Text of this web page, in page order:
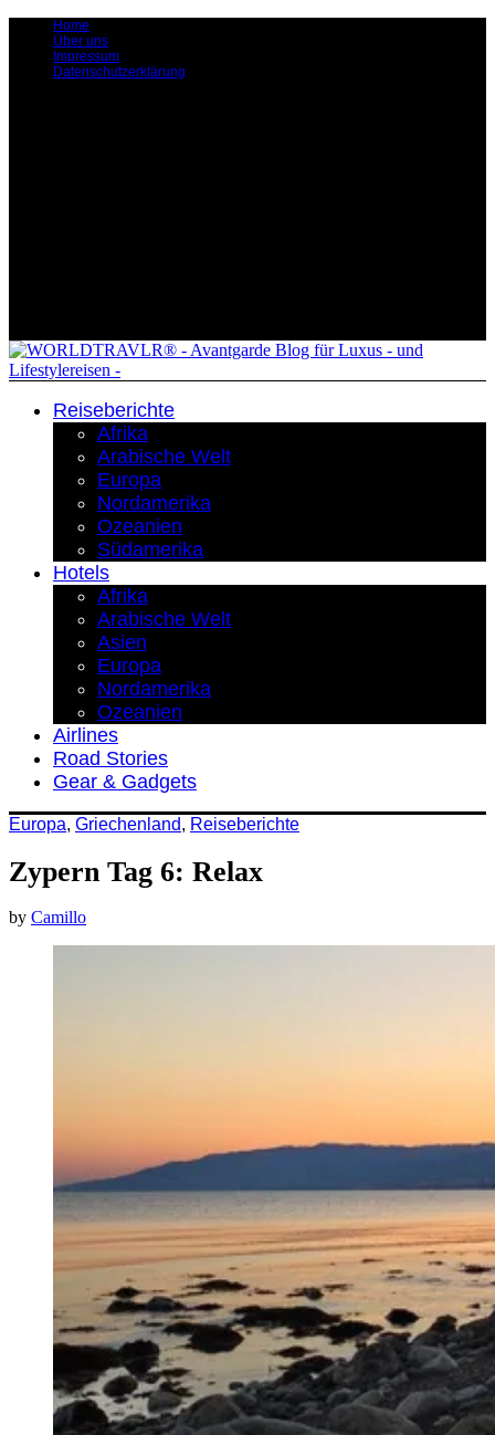
Home
Über uns
Impressum
Datenschutzerklärung
Reiseberichte
Afrika
Arabische Welt
Europa
Nordamerika
Ozeanien
Südamerika
Hotels
Afrika
Arabische Welt
Asien
Europa
Nordamerika
Ozeanien
Airlines
Road Stories
Gear & Gadgets
Europa, Griechenland, Reiseberichte
Zypern Tag 6: Relax
by Camillo